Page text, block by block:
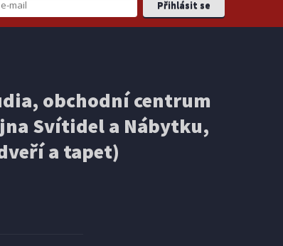
3 499 Kč Přidat do košíku
ELEKTRICKÁ KOLOBĚŽKA
Ducati PRO-III
obchodní centrum
Svítidel a Nábytku,
a tapet)